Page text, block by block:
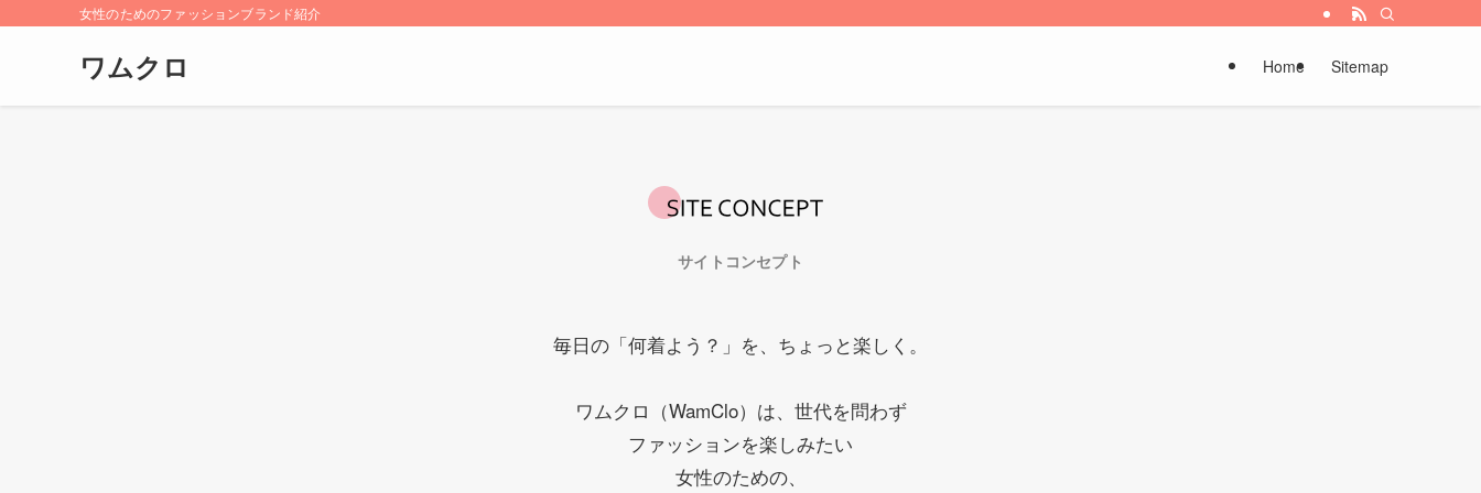
女性のためのファッションブランド紹介
ワムクロ Home Sitemap
サイトコンセプト
毎日の「何着よう？」を、ちょっと楽しく。
ワムクロ（WamClo）は、世代を問わず
ファッションを楽しみたい
女性のための、